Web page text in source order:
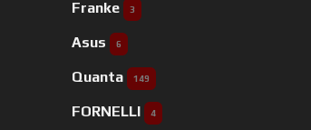
Franke 3
Asus 6
Quanta 149
FORNELLI 4